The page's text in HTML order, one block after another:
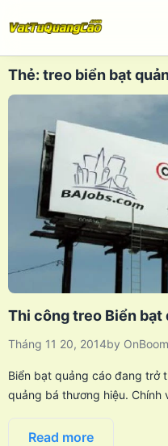
Thẻ: treo biển bạt
Thi công treo Biển bạt
Tháng 11 20, 2014by
Biển bạt quảng cáo đang trở
quảng bá thương hiệu.
Read more